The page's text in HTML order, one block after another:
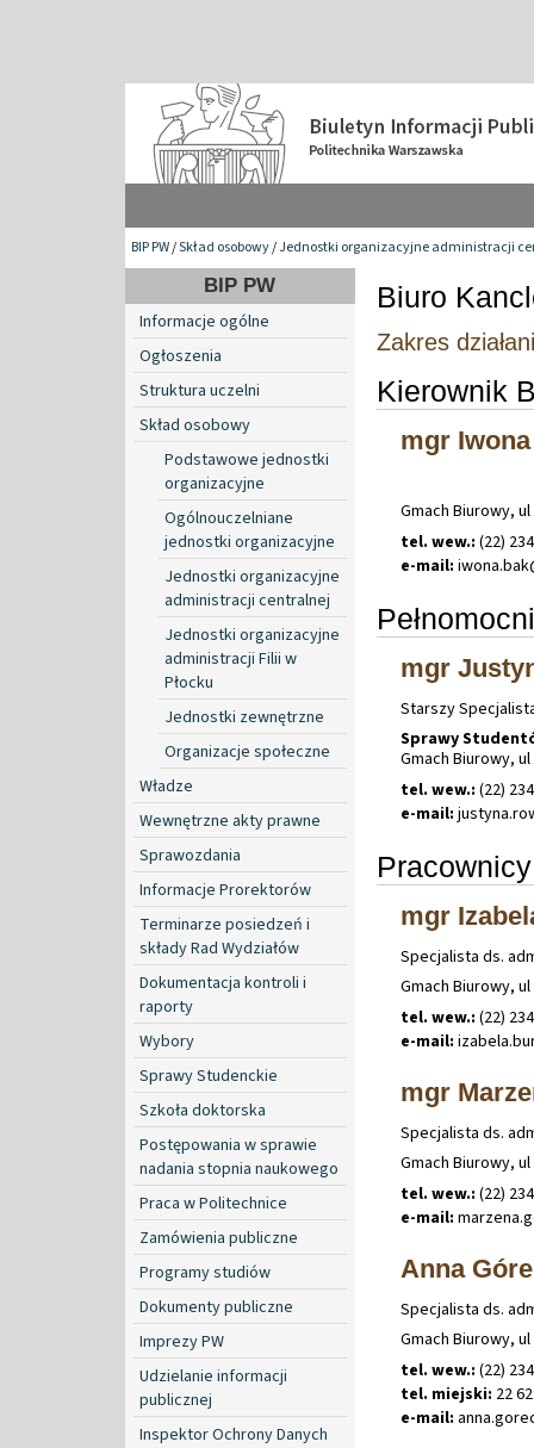
BIP PW/Skład osobowy/Jednostki organizacyjne administracji
BIP PW
Informacje ogólne
Ogłoszenia
Struktura uczelni
Skład osobowy
Podstawowe jednostki
organizacyjne
Ogólnouczelniane
jednostki organizacyjne
Jednostki organizacyjne
administracji centralnej
Jednostki organizacyjne
administracji Filii w
Płocku
Jednostki zewnętrzne
Organizacje społeczne
Władze
Wewnętrzne akty prawne
Sprawozdania
Informacje Prorektorów
Terminarze posiedzeń i
składy Rad Wydziałów
Dokumentacja kontroli i
raporty
Wybory
Sprawy Studenckie
Szkoła doktorska
Postępowania w sprawie
nadania stopnia naukowego
Praca w Politechnice
Zamówienia publiczne
Programy studiów
Dokumenty publiczne
Imprezy PW
Udzielanie informacji
publicznej
Inspektor Ochrony Danych
Biuro
Zakres
Kierownik
mgr
Gmach Biurowy,
tel. wew.: (22)
e-mail: iwona.
mgr
Starszy
Sprawy
Gmach Biurowy,
tel. wew.: (22)
e-mail: justyna.
mgr
Specjalista ds.
Gmach Biurowy,
tel. wew.: (22)
e-mail: izabela.
mgr
Specjalista ds.
Gmach Biurowy,
tel. wew.: (22)
e-mail: marzena.
Anna
Specjalista ds.
Gmach Biurowy,
tel. wew.: (22)
tel. miejski: 22
e-mail: anna.